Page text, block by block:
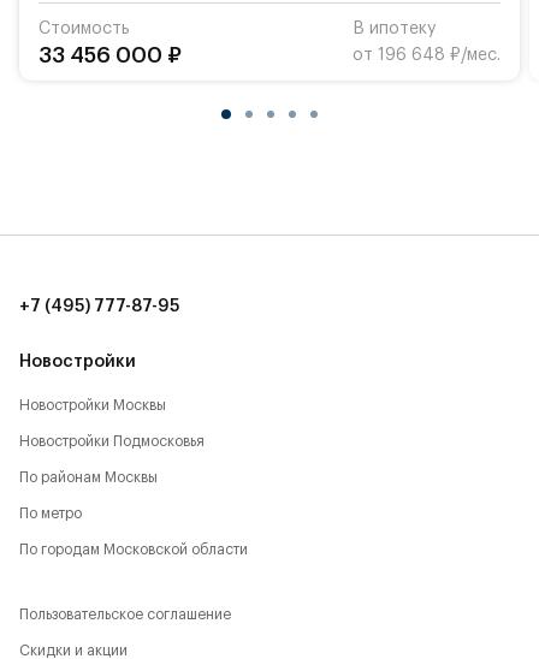
Стоимость
33 456 000 ₽
В ипотеку
от 196 648 ₽/мес.
Новостройки
Новостройки Москвы
Новостройки Подмосковья
По районам Москвы
По метро
По городам Московской области
+7 (495) 777-87-95
Пользовательское соглашение
Скидки и акции